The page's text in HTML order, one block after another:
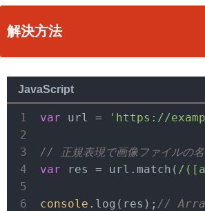
解決方法
JavaScript
var url = 'https://
// 正規表現で画像ファイルの名
var res = url.match( /
console .log(res); //